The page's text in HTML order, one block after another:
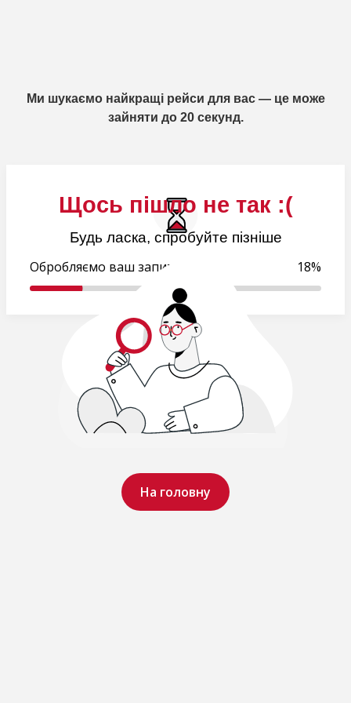
Щось пішло не так :(
Будь ласка, спробуйте пізніше
На головну
Ми шукаємо найкращі рейси для вас — це може
зайняти до 20 секунд.
Обробляємо ваш запит.. 18%